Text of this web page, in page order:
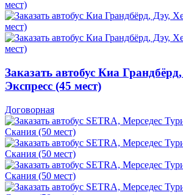
Заказать автобус Киа
Экспресс (45 мест)
Договорная